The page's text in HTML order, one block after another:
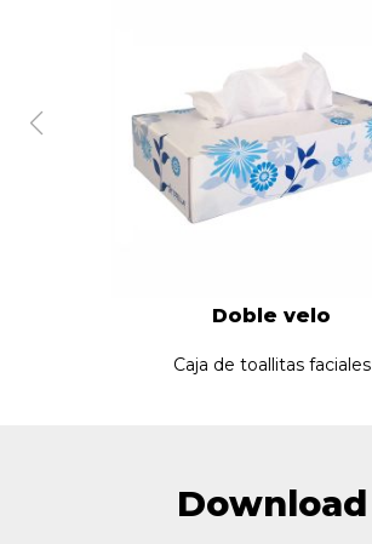
Doble velo
Caja de toallitas faciales
Download